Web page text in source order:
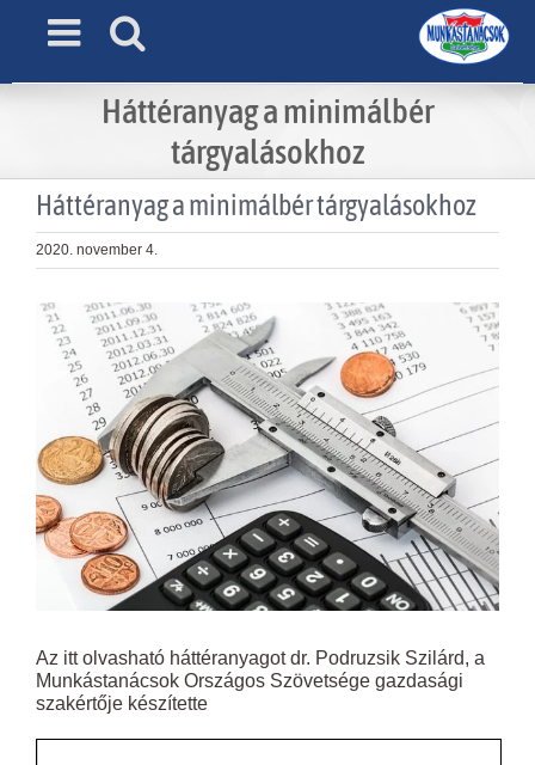
Háttéranyag a minimálbér
tárgyalásokhoz
Háttéranyag a minimálbér tárgyalásokhoz
2020. november 4.
View
Larger
Image
Az itt olvasható háttéranyagot dr. Podruzsik Szilárd, a
Munkástanácsok Országos Szövetsége gazdasági
szakértője készítette